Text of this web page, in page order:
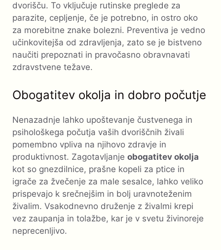
dvorišču. To vključuje rutinske preglede za
parazite, cepljenje, če je potrebno, in ostro oko
za morebitne znake bolezni. Preventiva je vedno
učinkovitejša od zdravljenja, zato se je bistveno
naučiti prepoznati in pravočasno obravnavati
zdravstvene težave.
Obogatitev okolja in dobro počutje
Nenazadnje lahko upoštevanje čustvenega in
psihološkega počutja vaših dvoriščnih živali
pomembno vpliva na njihovo zdravje in
produktivnost. Zagotavljanje obogatitev okolja
kot so gnezdilnice, prašne kopeli za ptice in
igrače za žvečenje za male sesalce, lahko veliko
prispevajo k srečnejšim in bolj uravnoteženim
živalim. Vsakodnevno druženje z živalmi krepi
vez zaupanja in tolažbe, kar je v svetu živinoreje
neprecenljivo.